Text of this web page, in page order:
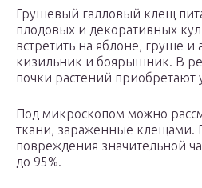
Грушевый галловый клещ
плодовых и декоративных
встретить на яблоне, груше
кизильник и боярышник. В
почки растений
Под микроскопом можно
ткани, зараженные клещами.
повреждения значительной
до 95%.